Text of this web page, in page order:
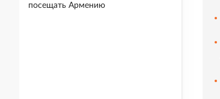
посещать Армению